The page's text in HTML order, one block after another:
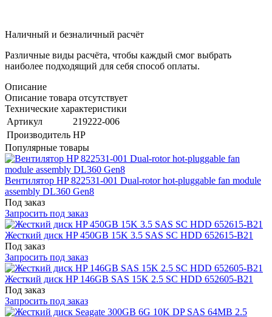
Наличный и безналичный расчёт
Различные виды расчёта, чтобы каждый смог выбрать
наиболее подходящий для себя способ оплаты.
Описание
Описание товара отсутствует
Технические характеристики
Артикул
219222-006
Производитель HP
Популярные товары
Вентилятор HP 822531-001 Dual-rotor hot-pluggable fan module
assembly DL360 Gen8
Под заказ
Запросить под заказ
Жесткий диск HP 450GB 15K 3.5 SAS SC HDD 652615-B21
Под заказ
Запросить под заказ
Жесткий диск HP 146GB SAS 15K 2.5 SC HDD 652605-B21
Под заказ
Запросить под заказ